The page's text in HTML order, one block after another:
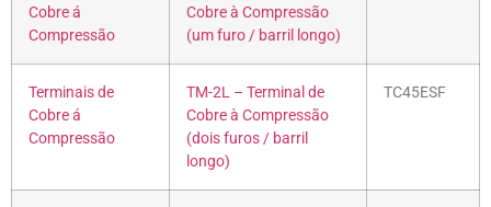
Cobre á
Compressão
Cobre à Compressão
(um furo / barril longo)
Terminais de
Cobre á
Compressão
TM-2L – Terminal de
Cobre à Compressão
(dois furos / barril
longo)
TC45ESF